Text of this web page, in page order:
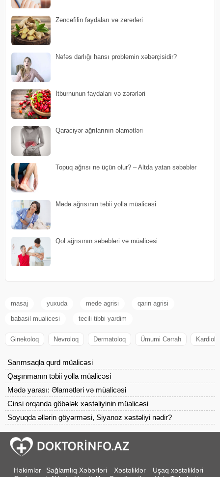
Zəncəfilin faydaları və zərərləri
Nəfəs darlığı hansı problemin xəbərçisidir?
İtburnunun faydaları və zərərləri
Qaraciyər ağrılarının əlamətləri
Topuq ağrısı nə üçün olur? – Altda yatan səbəblər
Mədə ağrısının təbii yolla müalicəsi
Qol ağrısının səbəbləri və müalicəsi
masaj yuxuda mede agrisi qarin agrisi
babasil mualicesi tecili tibbi yardim
Ginekoloq Nevroloq Dermatoloq Ümumi Cərrah
Sarımsaqla qurd müalicəsi
Qaşınmanın təbii yolla müalicəsi
Mədə yarası: Əlamətləri və müalicəsi
Cinsi orqanda göbələk xəstəliyinin müalicəsi
Soyuqda əllərin göyərməsi, Siyanoz xəstəliyi nədir?
Həkimlər Sağlamlıq Xəbərləri Xəstəliklər
Uşaq xəstəlikləri